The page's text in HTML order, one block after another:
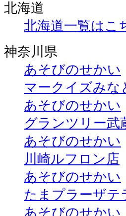
北海道
北海道一覧はこ
神奈川県
あそびのせかい
マークイズみな
あそびのせかい
グランツリー武
あそびのせかい
川崎ルフロン店
あそびのせかい
たまプラーザテ
あそびのせかい